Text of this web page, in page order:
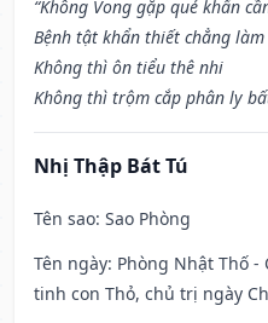
“Không Vong gặp quẻ khẩn
Bệnh tật khẩn thiết chẳng
Không thì ôn tiểu thê nhi
Không thì trộm cắp phân ly
Nhị Thập Bát Tú
Tên sao: Sao Phòng
Tên ngày: Phòng Nhật Thố -
tinh con Thỏ, chủ trị ngày